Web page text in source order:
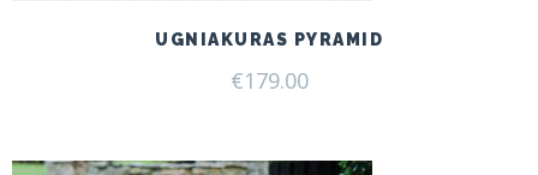
UGNIAKURAS PYRAMID
€179.00